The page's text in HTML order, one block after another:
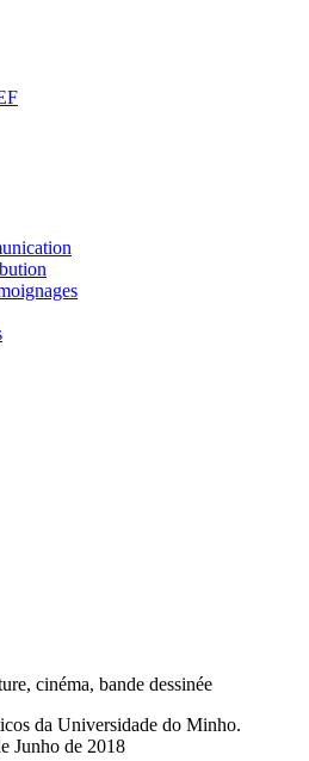
cinéma, bande dessinée
da Universidade do Minho.
Junho de 2018